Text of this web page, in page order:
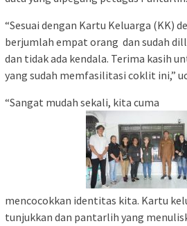
“Sesuai dengan Kartu Keluarga (KK)
berjumlah empat orang dan sudah
dan tidak ada kendala. Terima kasih
yang sudah memfasilitasi coklit ini,”
“Sangat mudah sekali, kita cuma
mencocokkan identitas kita. Kartu
tunjukkan dan pantarlih yang